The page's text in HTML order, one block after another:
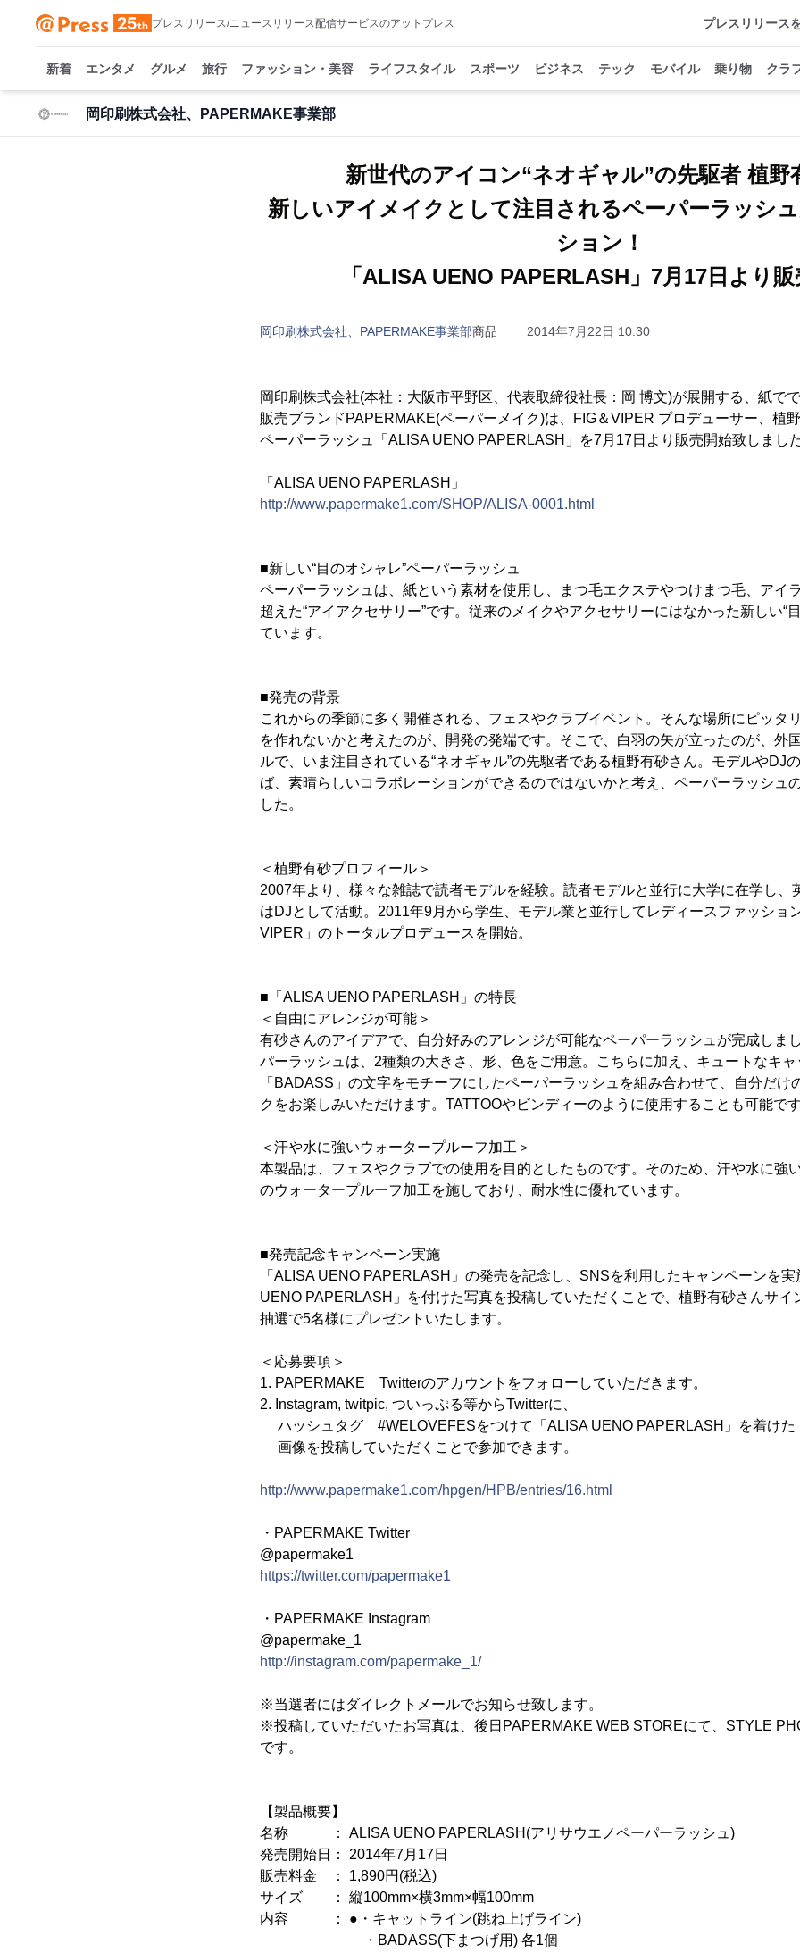
プレスリリース/ニュースリリース配信サービスのアットプレス プレスリリース
新着 エンタメ グルメ 旅行 ファッション・美容 ライフスタイル スポーツ ビジネス テック モバイル 乗り物 クラ
岡印刷株式会社、PAPERMAKE事業部
新世代のアイコン“ネオギャル”の先駆者 植野
新しいアイメイクとして注目されるペーパーラッシ
ション！
「ALISA UENO PAPERLASH」7月17日より
岡印刷株式会社、PAPERMAKE事業部商品 2014年7月22日 10:30
岡印刷株式会社(本社：大阪市平野区、代表取締役社長：岡 博文)が展開する、紙で
販売ブランドPAPERMAKE(ペーパーメイク)は、FIG＆VIPER プロデューサー、植
ペーパーラッシュ「ALISA UENO PAPERLASH」を7月17日より販売開始致しました
「ALISA UENO PAPERLASH」
http://www.papermake1.com/SHOP/ALISA-0001.html
■新しい“目のオシャレ”ペーパーラッシュ
ペーパーラッシュは、紙という素材を使用し、まつ毛エクステやつけまつ毛、アイ
超えた“アイアクセサリー”です。従来のメイクやアクセサリーにはなかった新しい“
ています。
■発売の背景
これからの季節に多く開催される、フェスやクラブイベント。そんな場所にピッタ
を作れないかと考えたのが、開発の発端です。そこで、白羽の矢が立ったのが、外
ルで、いま注目されている“ネオギャル”の先駆者である植野有砂さん。モデルやDJ
ば、素晴らしいコラボレーションができるのではないかと考え、ペーパーラッシュ
した。
＜植野有砂プロフィール＞
2007年より、様々な雑誌で読者モデルを経験。読者モデルと並行に大学に在学し、
はDJとして活動。2011年9月から学生、モデル業と並行してレディースファッショ
VIPER」のトータルプロデュースを開始。
■「ALISA UENO PAPERLASH」の特長
＜自由にアレンジが可能＞
有砂さんのアイデアで、自分好みのアレンジが可能なペーパーラッシュが完成しま
パーラッシュは、2種類の大きさ、形、色をご用意。こちらに加え、キュートなキャ
「BADASS」の文字をモチーフにしたペーパーラッシュを組み合わせて、自分だけ
クをお楽しみいただけます。TATTOOやビンディーのように使用することも可能です
＜汗や水に強いウォータープルーフ加工＞
本製品は、フェスやクラブでの使用を目的としたものです。そのため、汗や水に強
のウォータープルーフ加工を施しており、耐水性に優れています。
■発売記念キャンペーン実施
「ALISA UENO PAPERLASH」の発売を記念し、SNSを利用したキャンペーンを
UENO PAPERLASH」を付けた写真を投稿していただくことで、植野有砂さんサイ
抽選で5名様にプレゼントいたします。
＜応募要項＞
1. PAPERMAKE Twitterのアカウントをフォローしていただきます。
2. Instagram, twitpic, ついっぷる等からTwitterに、
ハッシュタグ #WELOVEFESをつけて「ALISA UENO PAPERLASH」を着けた
画像を投稿していただくことで参加できます。
http://www.papermake1.com/hpgen/HPB/entries/16.html
・PAPERMAKE Twitter
@papermake1
https://twitter.com/papermake1
・PAPERMAKE Instagram
@papermake_1
http://instagram.com/papermake_1/
※当選者にはダイレクトメールでお知らせ致します。
※投稿していただいたお写真は、後日PAPERMAKE WEB STOREにて、STYLE
です。
【製品概要】
名称 ： ALISA UENO PAPERLASH(アリサウエノペーパーラッシュ)
発売開始日： 2014年7月17日
販売料金 ： 1,890円(税込)
サイズ ： 縦100mm×横3mm×幅100mm
内容 ： ●・キャットライン(跳ね上げライン)
・BADASS(下まつげ用) 各1個